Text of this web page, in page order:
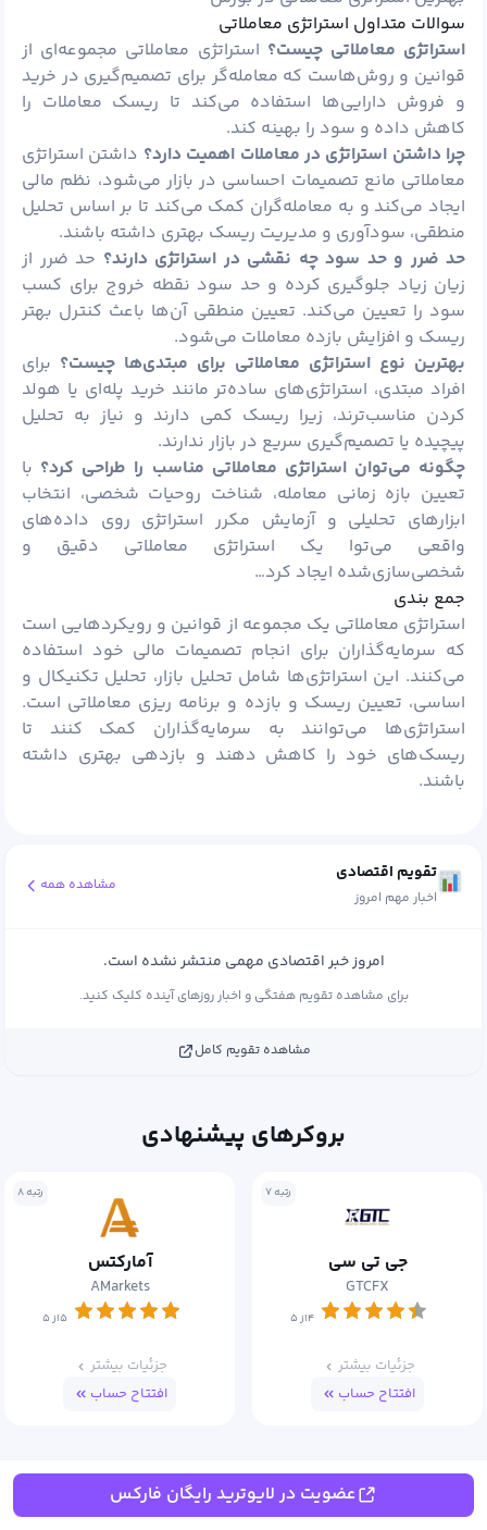
سوالات متداول استراتژی معاملاتی
استراتژی معاملاتی چیست؟ استراتژی معاملاتی مجموعه‌ای از
قوانین و روش‌هاست که معامله‌گر برای تصمیم‌گیری در خرید
و فروش دارایی‌ها استفاده می‌کند تا ریسک معاملات را
کاهش داده و سود را بهینه کند.
چرا داشتن استراتژی در معاملات اهمیت دارد؟ داشتن استراتژی
معاملاتی مانع تصمیمات احساسی در بازار می‌شود، نظم مالی
ایجاد می‌کند و به معامله‌گران کمک می‌کند تا بر اساس تحلیل
منطقی، سودآوری و مدیریت ریسک بهتری داشته باشند.
حد ضرر و حد سود چه نقشی در استراتژی دارند؟ حد ضرر از
زیان زیاد جلوگیری کرده و حد سود نقطه خروج برای کسب
سود را تعیین می‌کند. تعیین منطقی آن‌ها باعث کنترل بهتر
ریسک و افزایش بازده معاملات می‌شود.
بهترین نوع استراتژی معاملاتی برای مبتدی‌ها چیست؟ برای
افراد مبتدی، استراتژی‌های ساده‌تر مانند خرید پله‌ای یا هولد
کردن مناسب‌ترند، زیرا ریسک کمی دارند و نیاز به تحلیل
پیچیده یا تصمیم‌گیری سریع در بازار ندارند.
چگونه می‌توان استراتژی معاملاتی مناسب را طراحی کرد؟ با
تعیین بازه زمانی معامله، شناخت روحیات شخصی، انتخاب
ابزارهای تحلیلی و آزمایش مکرر استراتژی روی داده‌های
واقعی می‌توا یک استراتژی معاملاتی دقیق و
شخصی‌سازی‌شده ایجاد کرد…
جمع بندی
استراتژی معاملاتی یک مجموعه از قوانین و رویکردهایی است
که سرمایه‌گذاران برای انجام تصمیمات مالی خود استفاده
می‌کنند. این استراتژی‌ها شامل تحلیل بازار، تحلیل تکنیکال و
اساسی، تعیین ریسک و بازده و برنامه ریزی معاملاتی است.
استراتژی‌ها می‌توانند به سرمایه‌گذاران کمک کنند تا
ریسک‌های خود را کاهش دهند و بازدهی بهتری داشته
باشند.
تقویم اقتصادی
اخبار مهم امروز
مشاهده همه
امروز خبر اقتصادی مهمی منتشر نشده است.
برای مشاهده تقویم هفتگی و اخبار روزهای آینده کلیک کنید.
مشاهده تقویم کامل
بروکرهای پیشنهادی
رتبه ۷
جی تی سی
GTCFX
۴از ۵
جزئیات بیشتر
افتتاح حساب
رتبه ۸
آمارکتس
AMarkets
۵از ۵
جزئیات بیشتر
افتتاح حساب
عضویت در لایوترید رایگان فارکس